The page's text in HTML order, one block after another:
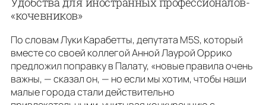
«кочевников»
По словам Луки Карабетты, депутата M5S, который
вместе со своей коллегой Анной Лаурой Оррико
предложил поправку в Палату, «новые правила очень
важны, — сказал он, — но если мы хотим, чтобы наши
малые города стали действительно